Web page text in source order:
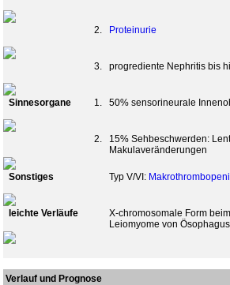
2. Proteinurie
3. progrediente Nephritis bis
Sinnesorgane 1. 50% sensorineurale
2.
15% Sehbeschwerden:
Makulaveränderungen
Sonstiges Typ V/VI:
leichte Verläufe
X-chromosomale Form
Leiomyome von
Verlauf und Prognose